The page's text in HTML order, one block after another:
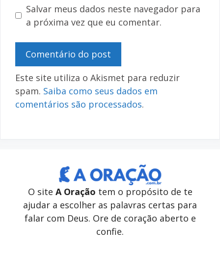
Salvar meus dados neste navegador para
a próxima vez que eu comentar.
Este site utiliza o Akismet para reduzir
spam. Saiba como seus dados em
comentários são processados.
O site A Oração tem o propósito de te
ajudar a escolher as palavras certas para
falar com Deus. Ore de coração aberto e
confie.